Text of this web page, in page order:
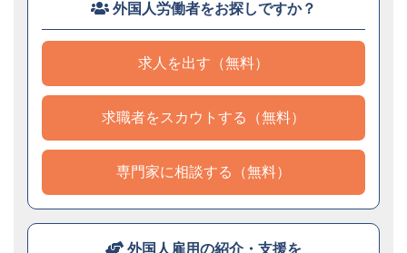
外国人労働者をお探しですか？
求人を出す（無料）
求職者をスカウトする（無料）
専門家に相談する（無料）
外国人雇用の紹介・支援を